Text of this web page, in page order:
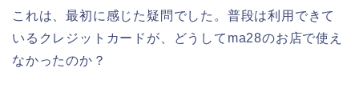
これは、最初に感じた疑問でした。普段は利用できて
いるクレジットカードが、どうしてma28のお店で使え
なかったのか？